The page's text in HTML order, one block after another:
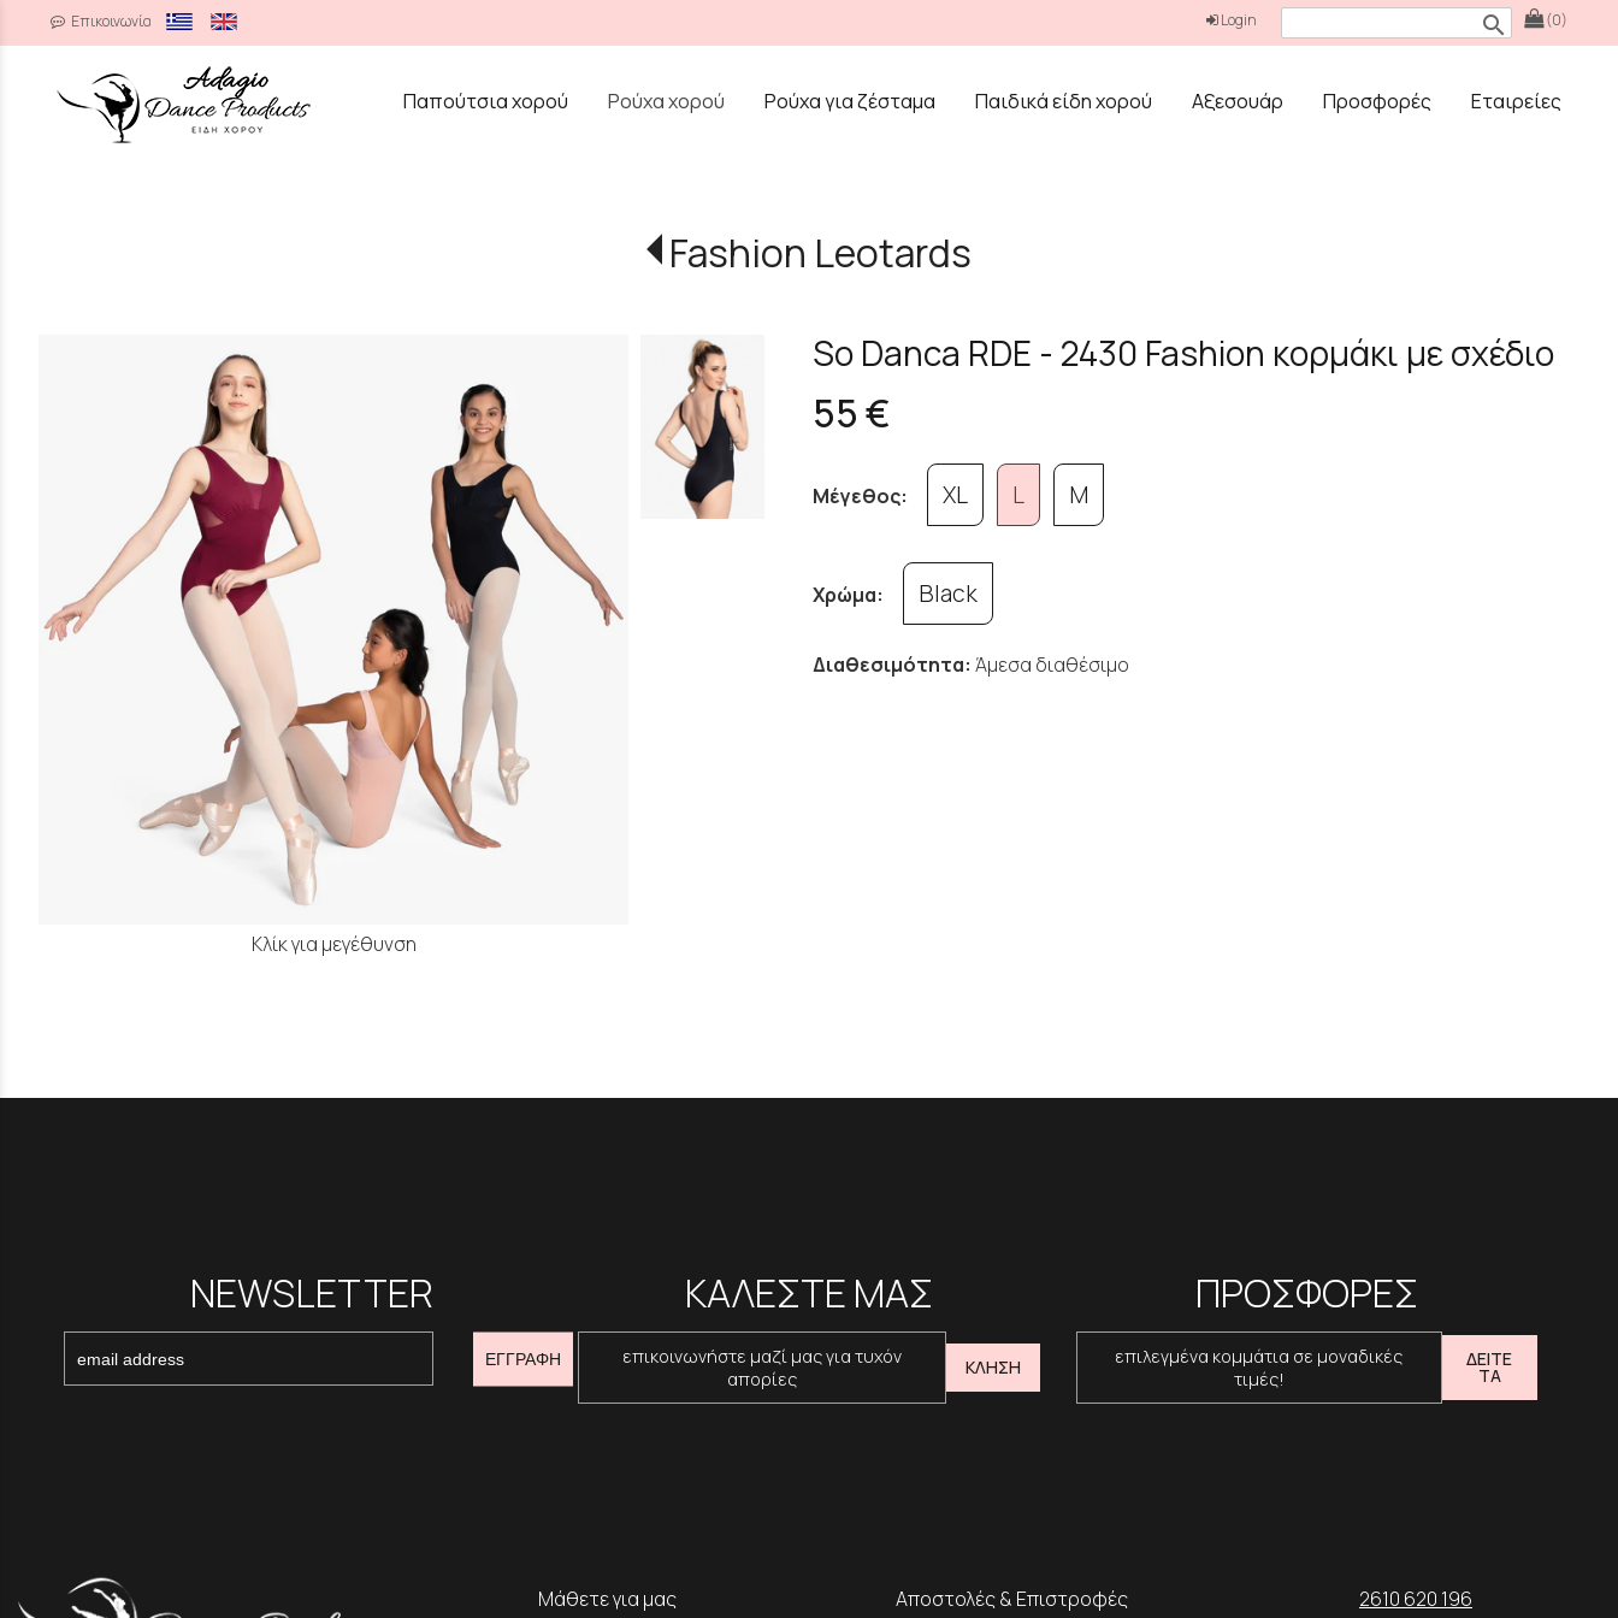
Επικοινωνία (0)
search
Login
Παπούτσια χορού
Ρούχα χορού Ρούχα για ζέσταμα Παιδικά είδη χορού Αξεσουάρ Προσφορές Εταιρείες
Fashion Leotards
Κλίκ για μεγέθυνση
So Danca RDE - 2430 Fashion κορμάκι με σχέδιο
55 €
Μέγεθος: XL L M
Χρώμα: Black
Διαθεσιμότητα: Άμεσα διαθέσιμο
NEWSLETTER
ΕΓΓΡΑΦΗ
ΚΑΛΕΣΤΕ ΜΑΣ
επικοινωνήστε μαζί μας για τυχόν
απορίες
ΚΛΗΣΗ
ΠΡΟΣΦΟΡΕΣ
επιλεγμένα κομμάτια σε μοναδικές
τιμές!
ΔΕΙΤΕ
ΤΑ
Μάθετε για μας Αποστολές & Επιστροφές 2610 620 196